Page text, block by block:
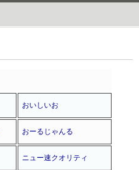
おいしいお
おーるじゃんる
ニュー速クオリティ